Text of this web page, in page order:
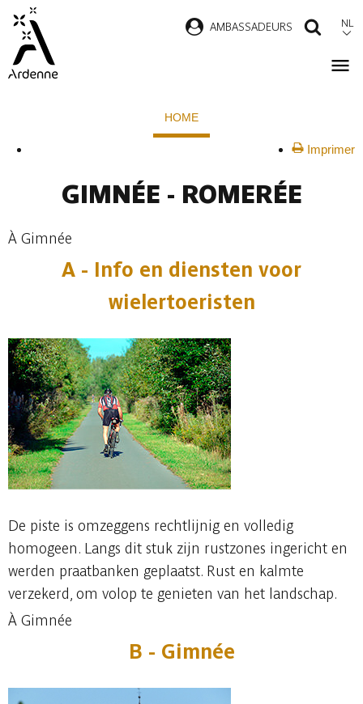
Overslaan
naar
AMBASSADEURS NL
HOME
Imprimer
GIMNÉE - ROMERÉE
À Gimnée
A - Info en diensten voor
wielertoeristen
De piste is omzeggens rechtlijnig en volledig
homogeen. Langs dit stuk zijn rustzones ingericht en
werden praatbanken geplaatst. Rust en kalmte
verzekerd, om volop te genieten van het landschap.
À Gimnée
B - Gimnée